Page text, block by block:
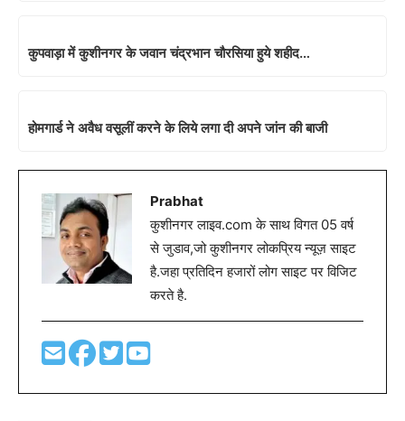
कुपवाड़ा में कुशीनगर के जवान चंद्रभान चौरसिया हुये शहीद…
होमगार्ड ने अवैध वसूलीं करने के लिये लगा दी अपने जांन की बाजी
Prabhat
कुशीनगर लाइव.com के साथ विगत 05 वर्ष
से जुडाव,जो कुशीनगर लोकप्रिय न्यूज़ साइट
है.जहा प्रतिदिन हजारों लोग साइट पर विजिट
करते है.